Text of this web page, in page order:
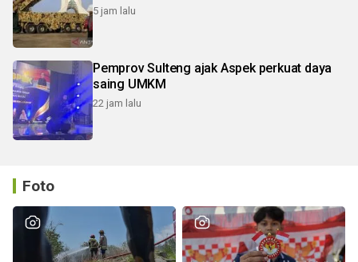
5 jam lalu
Pemprov Sulteng ajak Aspek perkuat daya
saing UMKM
22 jam lalu
Foto